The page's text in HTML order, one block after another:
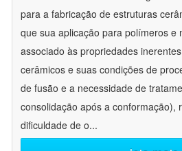
para a fabricação de estruturas
que sua aplicação para polímeros e
associado às propriedades
cerâmicos e suas condições de
de fusão e a necessidade de
consolidação após a conformação),
dificuldade de o...